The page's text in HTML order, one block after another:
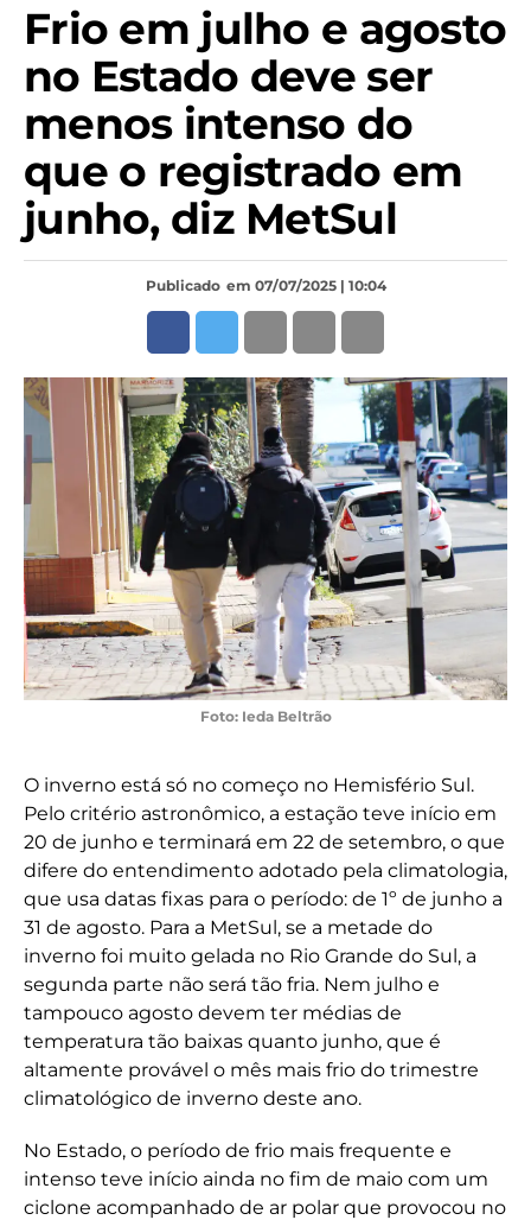
Frio em julho e agosto
no Estado deve ser
menos intenso do
que o registrado em
junho, diz MetSul
Publicado em 07/07/2025 | 10:04
Foto: Ieda Beltrão
O inverno está só no começo no Hemisfério Sul.
Pelo critério astronômico, a estação teve início em
20 de junho e terminará em 22 de setembro, o que
difere do entendimento adotado pela climatologia,
que usa datas fixas para o período: de 1º de junho a
31 de agosto. Para a MetSul, se a metade do
inverno foi muito gelada no Rio Grande do Sul, a
segunda parte não será tão fria. Nem julho e
tampouco agosto devem ter médias de
temperatura tão baixas quanto junho, que é
altamente provável o mês mais frio do trimestre
climatológico de inverno deste ano.
No Estado, o período de frio mais frequente e
intenso teve início ainda no fim de maio com um
ciclone acompanhado de ar polar que provocou no